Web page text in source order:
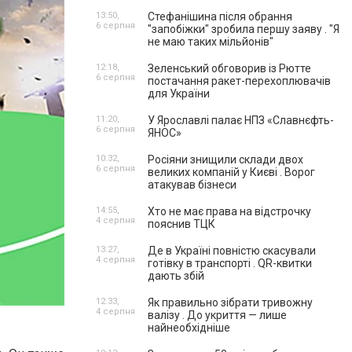
Стефанішина після обрання
"запобіжки" зробила першу заяву . "Я
не маю таких мільйонів"
13:50,
6 серпня
Зеленський обговорив із Рютте
постачання ракет-перехоплювачів
для України
12:18,
6 серпня
У Ярославлі палає НПЗ «Славнєфть-
ЯНОС»
11:20,
6 серпня
Росіяни знищили склади двох
великих компаній у Києві . Ворог
атакував бізнеси
10:32,
6 серпня
Хто не має права на відстрочку
пояснив ТЦК
14:55,
4 серпня
Де в Україні повністю скасували
готівку в транспорті . QR-квитки
дають збій
13:27,
4 серпня
Як правильно зібрати тривожну
валізу . До укриття — лише
найнеобхідніше
12:33,
4 серпня